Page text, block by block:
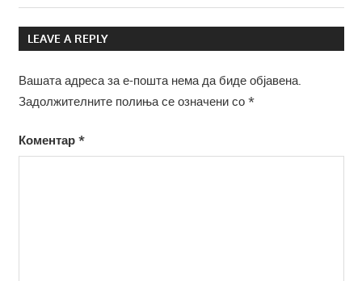
напис
Post:
LEAVE A REPLY
Вашата адреса за е-пошта нема да биде објавена.
Задолжителните полиња се означени со *
Коментар *